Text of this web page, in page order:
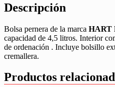
Descripción
Bolsa pernera de la marca HART
capacidad de 4,5 litros. Interior
de ordenación . Incluye bolsillo
cremallera.
Productos